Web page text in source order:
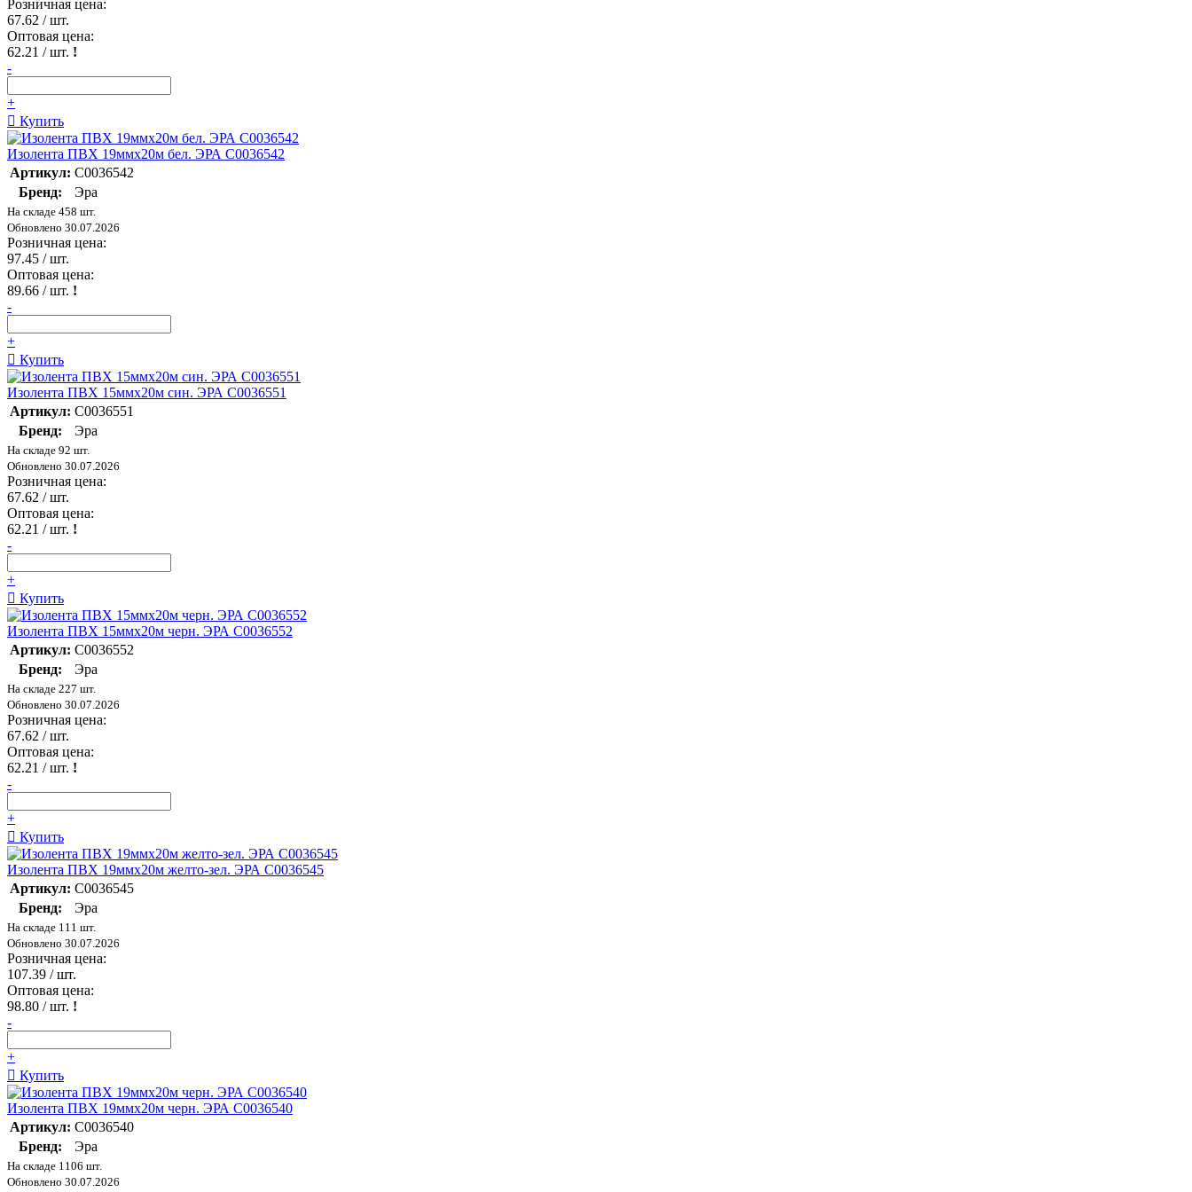
Розничная цена:
67.62 / шт.
Оптовая цена:
62.21 / шт. !
-
+
Купить
Изолента ПВХ 19ммх20м бел. ЭРА C0036542
Артикул: C0036542
Бренд:
Эра
На складе 458 шт.
Обновлено 30.07.2026
Розничная цена:
97.45 / шт.
Оптовая цена:
89.66 / шт. !
-
+
Купить
Изолента ПВХ 15ммх20м син. ЭРА C0036551
Артикул: C0036551
Бренд:
Эра
На складе 92 шт.
Обновлено 30.07.2026
Розничная цена:
67.62 / шт.
Оптовая цена:
62.21 / шт. !
-
+
Купить
Изолента ПВХ 15ммх20м черн. ЭРА C0036552
Артикул: C0036552
Бренд:
Эра
На складе 227 шт.
Обновлено 30.07.2026
Розничная цена:
67.62 / шт.
Оптовая цена:
62.21 / шт. !
-
+
Купить
Изолента ПВХ 19ммх20м желто-зел. ЭРА C0036545
Артикул: C0036545
Бренд:
Эра
На складе 111 шт.
Обновлено 30.07.2026
Розничная цена:
107.39 / шт.
Оптовая цена:
98.80 / шт. !
-
+
Купить
Изолента ПВХ 19ммх20м черн. ЭРА C0036540
Артикул: C0036540
Бренд:
Эра
На складе 1106 шт.
Обновлено 30.07.2026